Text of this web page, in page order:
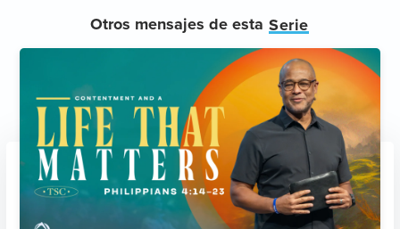
Otros mensajes de esta Serie